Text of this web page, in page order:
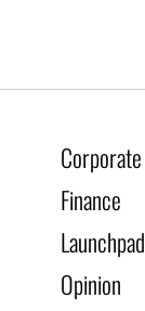
Corporate
Finance
Launchpad
Opinion